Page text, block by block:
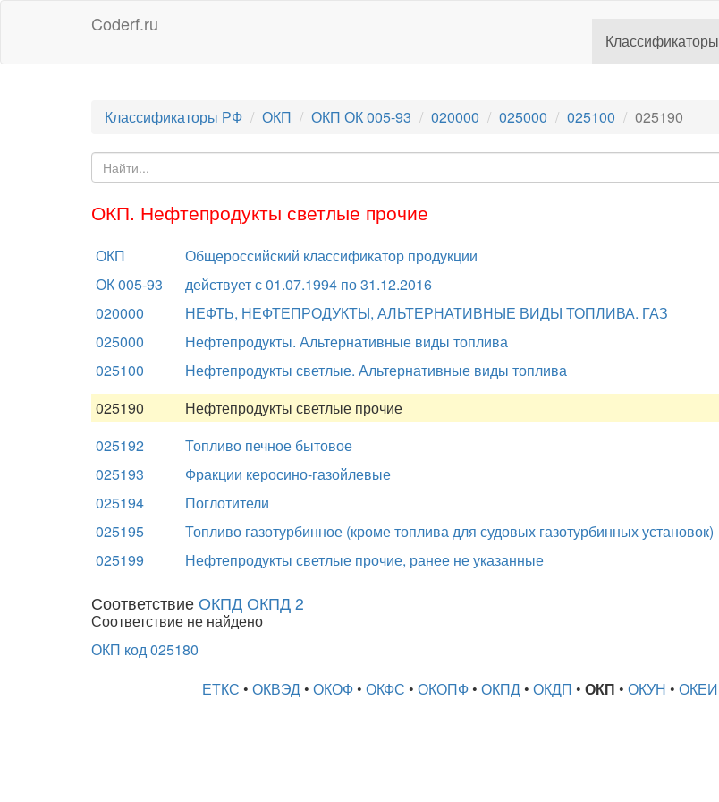
Coderf.ru
Классификаторы
Классификаторы РФ ОКП ОКП ОК 005-93 020000 025000 025100 025190
ОКП. Нефтепродукты светлые прочие
ОКП
Общероссийский классификатор продукции
ОК 005-93
действует с 01.07.1994 по 31.12.2016
020000
НЕФТЬ, НЕФТЕПРОДУКТЫ, АЛЬТЕРНАТИВНЫЕ ВИДЫ ТОПЛИВА. ГАЗ
025000
Нефтепродукты. Альтернативные виды топлива
025100
Нефтепродукты светлые. Альтернативные виды топлива
025190
Нефтепродукты светлые прочие
025192
Топливо печное бытовое
025193
Фракции керосино-газойлевые
025194
Поглотители
025195
Топливо газотурбинное (кроме топлива для судовых газотурбинных установок)
025199
Нефтепродукты светлые прочие, ранее не указанные
Соответствие ОКПД ОКПД 2
Соответствие не найдено
ОКП код 025180
ЕТКС • ОКВЭД• ОКОФ• ОКФС • ОКОПФ• ОКПД• ОКДП • ОКП • ОКУН • ОКЕИ